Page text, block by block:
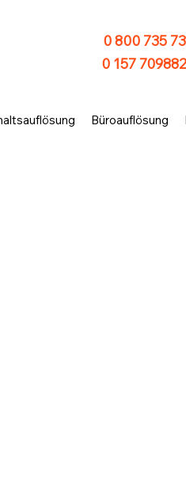
0 800 735
0 157
Büroauflösung